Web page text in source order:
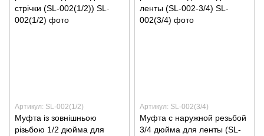
Артикул: SL-002(1/2)
Муфта із зовнішньою
різьбою 1/2 дюйма для
Артикул: SL-002(3/4)
Муфта с наружной резьбой
3/4 дюйма для ленты (SL-